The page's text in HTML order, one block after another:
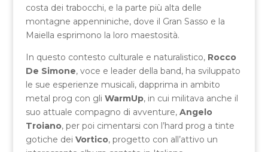
costa dei trabocchi, e la parte più alta delle
montagne appenniniche, dove il Gran Sasso e la
Maiella esprimono la loro maestosità.
In questo contesto culturale e naturalistico, Rocco
De Simone, voce e leader della band, ha sviluppato
le sue esperienze musicali, dapprima in ambito
metal prog con gli WarmUp, in cui militava anche il
suo attuale compagno di avventure, Angelo
Troiano, per poi cimentarsi con l’hard prog a tinte
gotiche dei Vortico, progetto con all’attivo un